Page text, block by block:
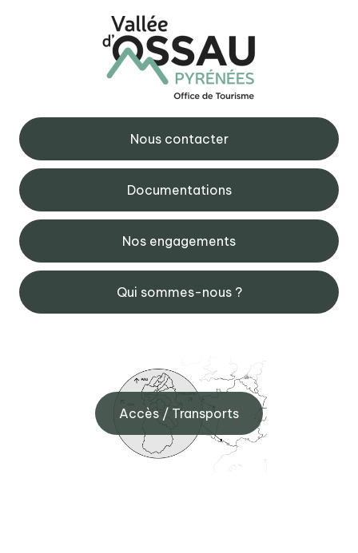
Nous contacter
Documentations
Nos engagements
Qui sommes-nous ?
Accès / Transports